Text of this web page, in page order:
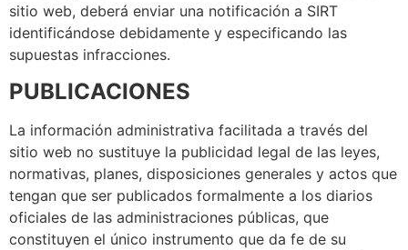
sitio web, deberá enviar una notificación a SIRT
identificándose debidamente y especificando las
supuestas infracciones.
PUBLICACIONES
La información administrativa facilitada a través del
sitio web no sustituye la publicidad legal de las leyes,
normativas, planes, disposiciones generales y actos que
tengan que ser publicados formalmente a los diarios
oficiales de las administraciones públicas, que
constituyen el único instrumento que da fe de su